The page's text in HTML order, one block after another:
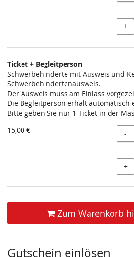
+
Ticket + Begleitperson
Schwerbehinderte mit Ausweis und
Schwerbehindertenausweis.
Der Ausweis muss am Einlass
Die Begleitperson erhält automatisch
Bitte geben Sie nur 1 Ticket in der
15,00 €
-
+
Zum Warenkorb
Gutschein einlösen